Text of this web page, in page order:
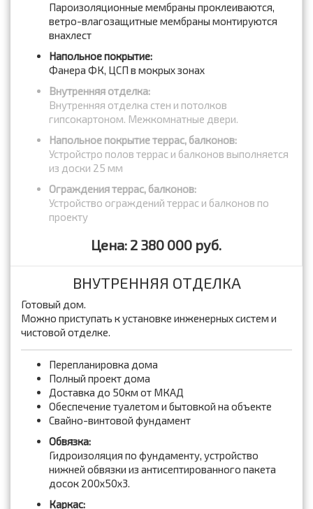
Пароизоляционные мембраны проклеиваются,
ветро-влагозащитные мембраны монтируются
внахлест
Напольное покрытие:
Фанера ФК, ЦСП в мокрых зонах
Внутренняя отделка:
Внутренняя отделка стен и потолков
гипсокартоном. Межкомнатные двери.
Напольное покрытие террас, балконов:
Устройстро полов террас и балконов выполняется
из доски 25 мм
Ограждения террас, балконов:
Устройство ограждений террас и балконов по
проекту
Цена: 2 380 000 руб.
ВНУТРЕННЯЯ ОТДЕЛКА
Готовый дом.
Можно приступать к установке инженерных систем и
чистовой отделке.
Перепланировка дома
Полный проект дома
Доставка до 50км от МКАД
Обеспечение туалетом и бытовкой на объекте
Свайно-винтовой фундамент
Обвязка:
Гидроизоляция по фундаменту, устройство
нижней обвязки из антисептированного пакета
досок 200x50x3.
Каркас: